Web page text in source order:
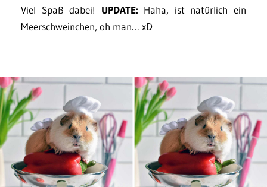
Viel Spaß dabei! UPDATE: Haha, ist natürlich ein
Meerschweinchen, oh man… xD